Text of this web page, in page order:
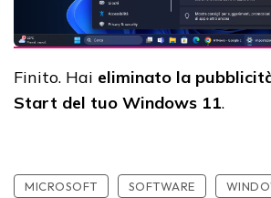
Finito. Hai eliminato la
Start del tuo Windows 11.
MICROSOFT SOFTWARE